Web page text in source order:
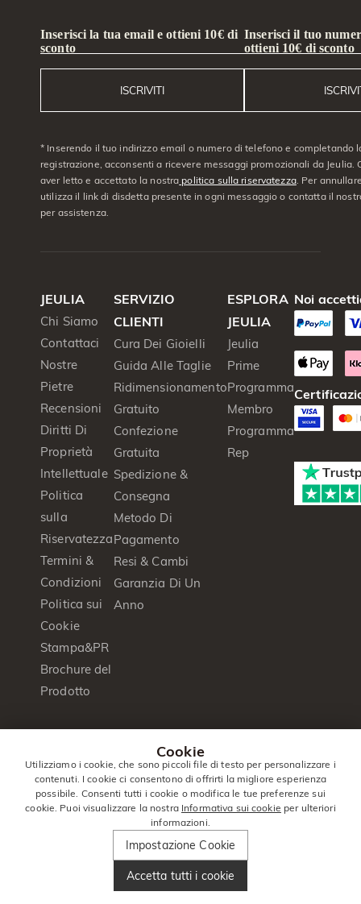
Inserisci la tua email e ottieni 10€ di
sconto
ISCRIVITI
Inserisci il tuo
ottieni 10€ di sconto
* Inserendo il tuo indirizzo email o numero di telefono e completando
registrazione, acconsenti a ricevere messaggi promozionali da Jeulia.
aver letto e accettato la nostra politica sulla riservatezza. Per
utilizza il link di disdetta presente in ogni messaggio o contatta il
per assistenza.
JEULIA
Chi Siamo
Contattaci
Nostre
Pietre
Recensioni
Diritti Di
Proprietà
Intellettuale
Politica
sulla
Riservatezza
Termini &
Condizioni
Politica sui
Cookie
Stampa&PR
Brochure del
Prodotto
SERVIZIO
CLIENTI
Cura Dei Gioielli
Guida Alle Taglie
Ridimensionamento
Gratuito
Confezione
Gratuita
Spedizione &
Consegna
Metodo Di
Pagamento
Resi & Cambi
Garanzia Di Un
Anno
ESPLORA
JEULIA
Jeulia
Prime
Programma
Membro
Programma
Rep
Noi
2026
Jewelry
Riservati.
Italia|Italiano(it)|EUR €
Cookie
Utilizziamo i cookie, che sono piccoli file di testo per personalizzare i
contenuti. I cookie ci consentono di offrirti la migliore esperienza
possibile. Consenti tutti i cookie o modifica le tue preferenze sui
cookie. Puoi visualizzare la nostra Informativa sui cookie per ulteriori
informazioni.
Impostazione Cookie
Accetta tutti i cookie